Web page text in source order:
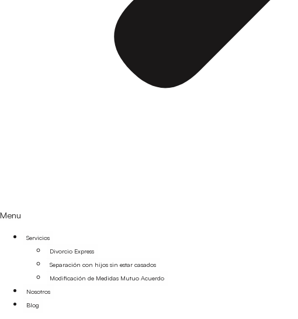
Menu
Servicios
Divorcio Express
Separación con hijos sin estar casados
Modificación de Medidas Mutuo Acuerdo
Nosotros
Blog